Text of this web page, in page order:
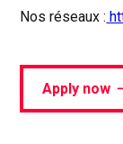
Nos réseaux :
Apply now